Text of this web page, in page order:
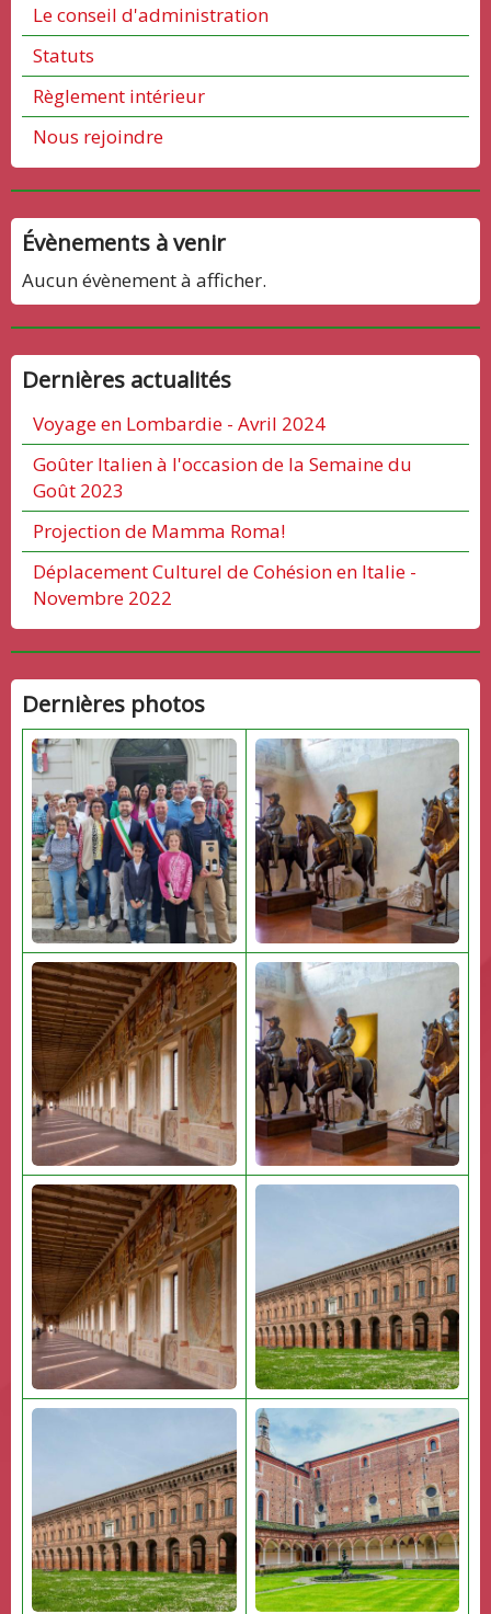
Le conseil d'administration
Statuts
Règlement intérieur
Nous rejoindre
Évènements à venir
Aucun évènement à afficher.
Dernières actualités
Voyage en Lombardie - Avril 2024
Goûter Italien à l'occasion de la Semaine du
Goût 2023
Projection de Mamma Roma!
Déplacement Culturel de Cohésion en Italie -
Novembre 2022
Dernières photos